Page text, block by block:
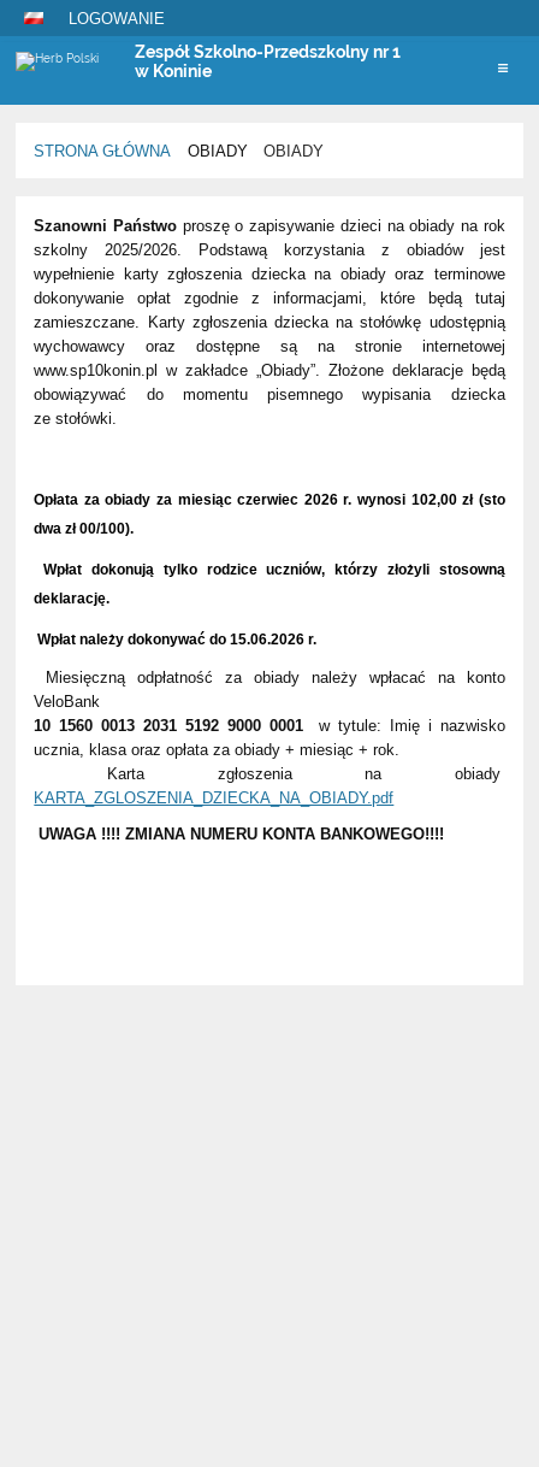
LOGOWANIE
Zespół Szkolno-Przedszkolny nr 1
w Koninie
STRONA GŁÓWNA OBIADY OBIADY
Obiady
Szanowni Państwo proszę o zapisywanie dzieci na obiady na rok
szkolny 2025/2026. Podstawą korzystania z obiadów jest
wypełnienie karty zgłoszenia dziecka na obiady oraz terminowe
dokonywanie opłat zgodnie z informacjami, które będą tutaj
zamieszczane. Karty zgłoszenia dziecka na stołówkę udostępnią
wychowawcy oraz dostępne są na stronie internetowej
www.sp10konin.pl w zakładce „Obiady”. Złożone deklaracje będą
obowiązywać do momentu pisemnego wypisania dziecka
ze stołówki.
Opłata za obiady za miesiąc czerwiec 2026 r. wynosi 102,00 zł (sto
dwa zł 00/100).
Wpłat dokonują tylko rodzice uczniów, którzy złożyli stosowną
deklarację.
Wpłat należy dokonywać do 15.06.2026 r.
Miesięczną odpłatność za obiady należy wpłacać na konto
VeloBank
10 1560 0013 2031 5192 9000 0001w tytule: Imię i nazwisko
ucznia, klasa oraz opłata za obiady + miesiąc + rok.
Karta zgłoszenia na obiady
KARTA_ZGLOSZENIA_DZIECKA_NA_OBIADY.pdf
UWAGA !!!! ZMIANA NUMERU KONTA BANKOWEGO!!!!